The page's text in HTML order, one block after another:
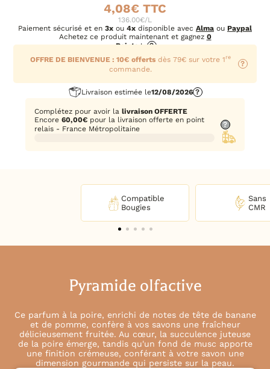
4,08€
136.00€/L
Paiement sécurisé et en 3x ou 4x disponible avec Alma ou Paypal
Achetez ce produit maintenant et gagnez 0
Points! ?
Livraison estimée le12/08/2026 ?
Complétez pour avoir lalivraison OFFERTE
Encore60,00€ pour la livraison offerte en point
relais - France Métropolitaine
?
OFFRE DE BIENVENUE : 10€ offertsdès 79€ sur votre 1 re
commande.
?
Compatible
Bougies
Sans
CMR
Pyramide olfactive
Ce parfum à la poire, enrichi de notes de tête de banane
et de pomme, confère à vos savons une fraîcheur
délicieusement fruitée. Au cœur, la succulence juteuse
de la poire émerge, tandis qu'un fond de musc apporte
une finition crémeuse, conférant à votre savon une
dimension gourmande qui persiste sur la peau.